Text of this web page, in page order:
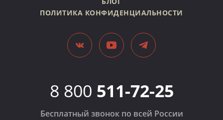
ПОЛИТИКА КОНФИДЕНЦИАЛЬНОСТИ
8 800 511-72-25
Бесплатный звонок по всей России